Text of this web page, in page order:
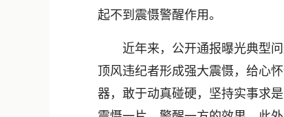
起不到震慑警醒作用。
近年来，公开通报曝光典型问
顶风违纪者形成强大震慑，给心
器，敢于动真碰硬，坚持实事求